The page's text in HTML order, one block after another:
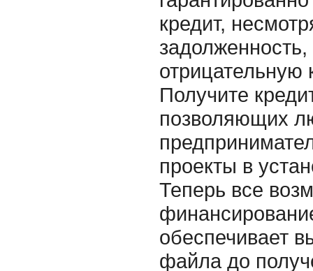
кредит,
отрицательную
Получите
позволяющих
проекты в
Теперь все
обеспечивает
файла до